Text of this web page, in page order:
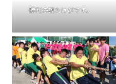
勝利の雄たけびです。